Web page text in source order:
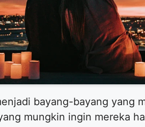
bayang-bayang yang
mungkin ingin mereka